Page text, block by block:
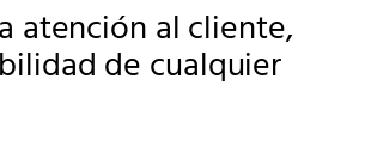
atención al cliente,
de cualquier